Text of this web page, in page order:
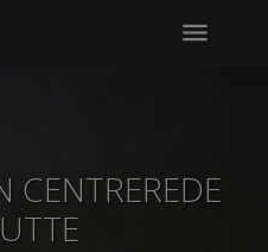
menu
CENTREREDE